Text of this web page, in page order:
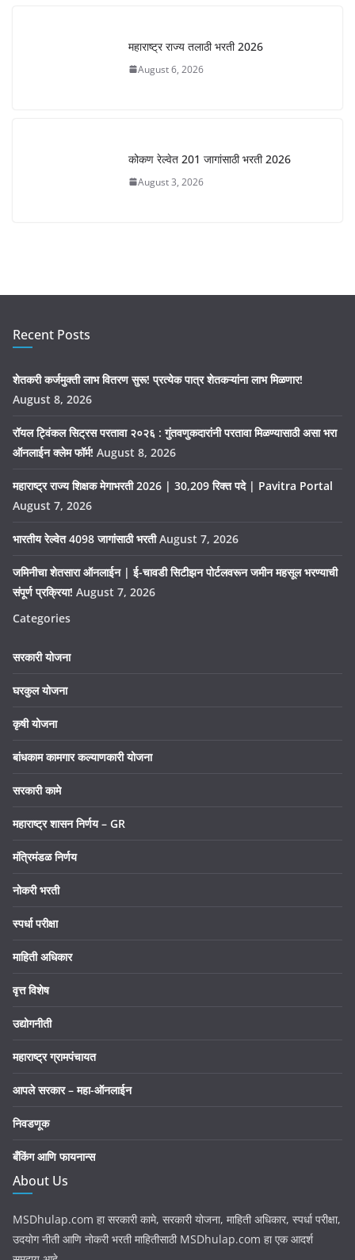
महाराष्ट्र राज्य तलाठी भरती 2026
August 6, 2026
कोकण रेल्वेत 201 जागांसाठी भरती 2026
August 3, 2026
Recent Posts
शेतकरी कर्जमुक्ती लाभ वितरण सुरू! प्रत्येक पात्र शेतकऱ्यांना लाभ मिळणार!
August 8, 2026
रॉयल ट्विंकल सिट्रस परतावा २०२६ : गुंतवणुकदारांनी परतावा मिळण्यासाठी असा भरा
ऑनलाईन क्लेम फॉर्म! August 8, 2026
महाराष्ट्र राज्य शिक्षक मेगाभरती 2026 | 30,209 रिक्त पदे | Pavitra Portal
August 7, 2026
भारतीय रेल्वेत 4098 जागांसाठी भरती August 7, 2026
जमिनीचा शेतसारा ऑनलाईन | ई-चावडी सिटीझन पोर्टलवरून जमीन महसूल भरण्याची
संपूर्ण प्रक्रिया! August 7, 2026
Categories
सरकारी योजना
घरकुल योजना
कृषी योजना
बांधकाम कामगार कल्याणकारी योजना
सरकारी कामे
महाराष्ट्र शासन निर्णय – GR
मंत्रिमंडळ निर्णय
नोकरी भरती
स्पर्धा परीक्षा
माहिती अधिकार
वृत्त विशेष
उद्योगनीती
महाराष्ट्र ग्रामपंचायत
आपले सरकार – महा-ऑनलाईन
निवडणूक
बँकिंग आणि फायनान्स
About Us
MSDhulap.com हा सरकारी कामे, सरकारी योजना, माहिती अधिकार, स्पर्धा परीक्षा,
उदयोग नीती आणि नोकरी भरती माहितीसाठी MSDhulap.com हा एक आदर्श